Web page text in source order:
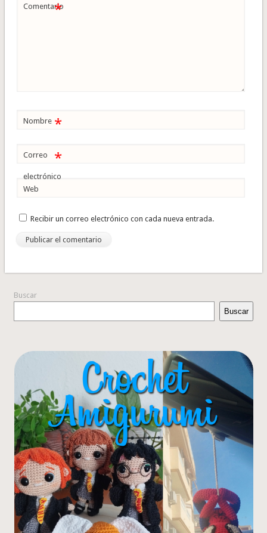
Comentario
*
Nombre *
Correo
electrónico
*
Web
Recibir un correo electrónico con cada nueva entrada.
Buscar
Buscar